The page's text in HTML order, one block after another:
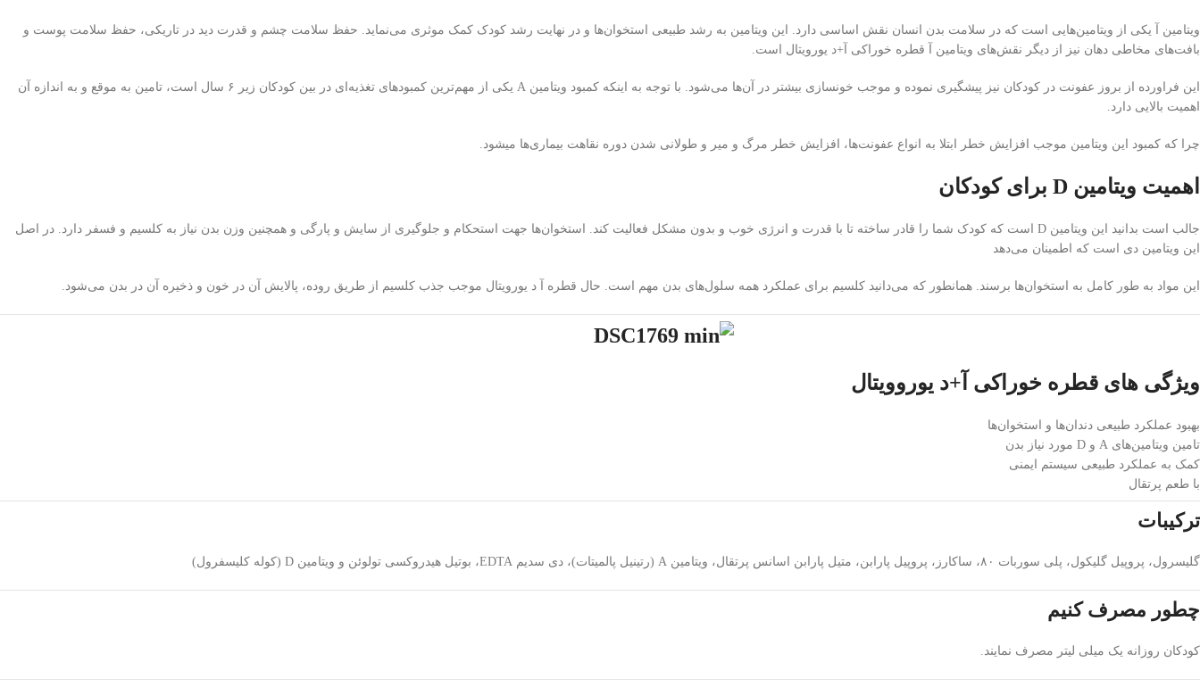
ویتامین آ یکی از ویتامین‌هایی است که در سلامت بدن انسان نقش اساسی دارد. این ویتامین به رشد طبیعی استخوان‌ها و در نهایت رشد کودک کمک موثری می‌نماید. حفظ سلامت چشم و قدرت دید در تاریکی، حفظ سلامت پوست و
بافت‌های مخاطی دهان نیز از دیگر نقش‌های ویتامین آ قطره خوراکی آ+د یورویتال است.
این فراورده از بروز عفونت در کودکان نیز پیشگیری نموده و موجب خونسازی بیشتر در آن‌ها می‌شود. با توجه به اینکه کمبود ویتامین A یکی از مهم‌ترین کمبودهای تغذیه‌ای در بین کودکان زیر ۶ سال است، تامین به موقع و به اندازه آن
اهمیت بالایی دارد.
چرا که کمبود این ویتامین موجب افزایش خطر ابتلا به انواع عفونت‌ها، افزایش خطر مرگ و میر و طولانی شدن دوره نقاهت بیماری‌ها می‎شود.
اهمیت ویتامین D برای کودکان
جالب است بدانید این ویتامین D است که کودک شما را قادر ساخته تا با قدرت و انرژی خوب و بدون مشکل فعالیت کند. استخوان‌ها جهت استحکام و جلوگیری از سایش و پارگی و همچنین وزن بدن نیاز به کلسیم و فسفر دارد. در اصل
این ویتامین دی است که اطمینان می‌دهد
این مواد به طور کامل به استخوان‌ها برسند. همانطور که می‌دانید کلسیم برای عملکرد همه سلول‌های بدن مهم است. حال قطره آ د یورویتال موجب جذب کلسیم از طریق روده، پالایش آن در خون و ذخیره آن در بدن می‌شود.
ویژگی های قطره خوراکی آ+د یوروویتال
بهبود عملکرد طبیعی دندان‌ها و استخوان‌ها
تامین ویتامین‌های A و D مورد نیاز بدن
کمک به عملکرد طبیعی سیستم ایمنی
با طعم پرتقال
ترکیبات
گلیسرول، پروپیل گلیکول، پلی سوربات ۸۰، ساکارز، پروپیل پارابن، متیل پارابن اسانس پرتقال، ویتامین A (رتینیل پالمیتات)، دی سدیم EDTA، بوتیل هیدروکسی تولوئن و ویتامین D (کوله کلیسفرول)
چطور مصرف کنیم
کودکان روزانه یک میلی لیتر مصرف نمایند.